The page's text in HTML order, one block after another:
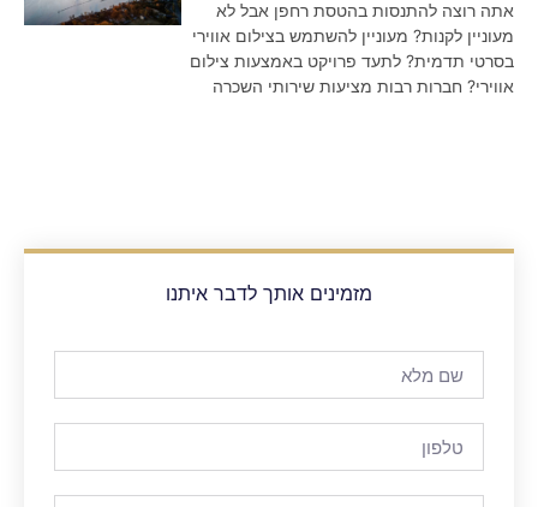
אתה רוצה להתנסות בהטסת רחפן אבל לא
מעוניין לקנות? מעוניין להשתמש בצילום אווירי
בסרטי תדמית? לתעד פרויקט באמצעות צילום
אווירי? חברות רבות מציעות שירותי השכרה
מזמינים אותך לדבר איתנו